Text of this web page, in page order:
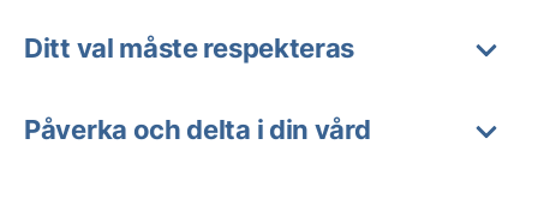
Ditt val måste respekteras
Påverka och delta i din vård